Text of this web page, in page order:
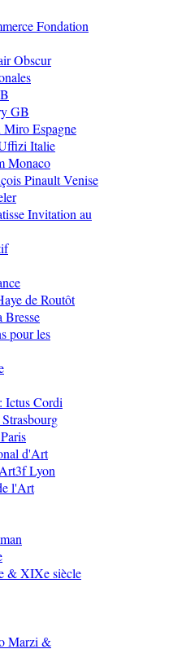
Fondation
Obscur
GB
Miro Espagne
Italie
Monaco
Pinault Venise
Invitation au
de Routôt
Bresse
pour les
Ictus Cordi
d'Art
Lyon
l'Art
& XIXe siècle
Marzi &